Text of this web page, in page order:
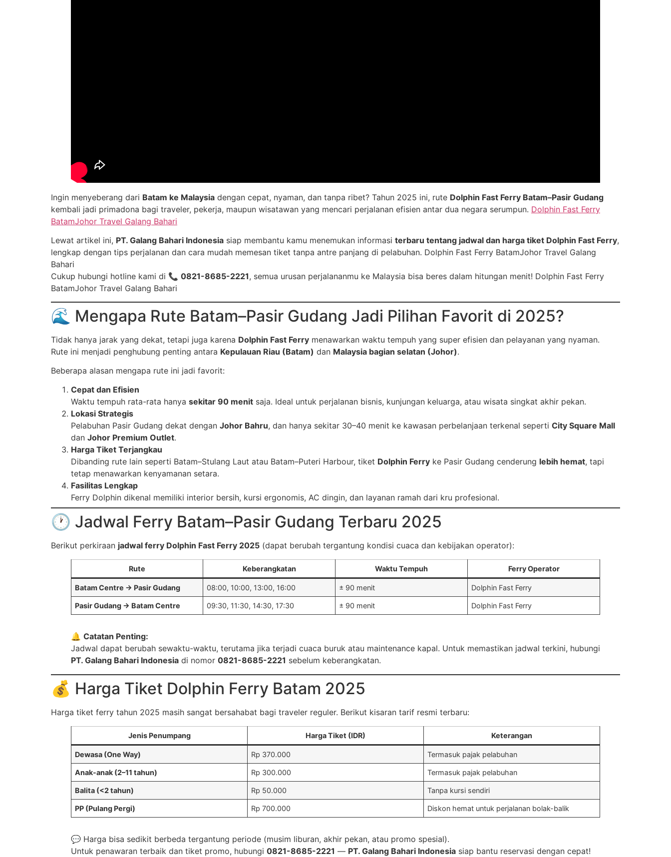
Ingin menyeberang dari Batam ke Malaysia dengan cepat, nyaman, dan tanpa ribet? Tahun 2025 ini, rute Dolphin Fast Ferry Batam–Pasir Gudang
kembali jadi primadona bagi traveler, pekerja, maupun wisatawan yang mencari perjalanan efisien antar dua negara serumpun. Dolphin Fast Ferry
BatamJohor Travel Galang Bahari
Lewat artikel ini, PT. Galang Bahari Indonesia siap membantu kamu menemukan informasi terbaru tentang jadwal dan harga tiket Dolphin Fast Ferry,
lengkap dengan tips perjalanan dan cara mudah memesan tiket tanpa antre panjang di pelabuhan. Dolphin Fast Ferry BatamJohor Travel Galang
Bahari
Cukup hubungi hotline kami di 📞 0821-8685-2221, semua urusan perjalananmu ke Malaysia bisa beres dalam hitungan menit! Dolphin Fast Ferry
BatamJohor Travel Galang Bahari
🌊 Mengapa Rute Batam–Pasir Gudang Jadi Pilihan Favorit di 2025?
Tidak hanya jarak yang dekat, tetapi juga karena Dolphin Fast Ferry menawarkan waktu tempuh yang super efisien dan pelayanan yang nyaman.
Rute ini menjadi penghubung penting antara Kepulauan Riau (Batam) dan Malaysia bagian selatan (Johor).
Beberapa alasan mengapa rute ini jadi favorit:
Cepat dan Efisien
Waktu tempuh rata-rata hanya sekitar 90 menit saja. Ideal untuk perjalanan bisnis, kunjungan keluarga, atau wisata singkat akhir pekan.
Lokasi Strategis
Pelabuhan Pasir Gudang dekat dengan Johor Bahru, dan hanya sekitar 30–40 menit ke kawasan perbelanjaan terkenal seperti City Square Mall
dan Johor Premium Outlet.
Harga Tiket Terjangkau
Dibanding rute lain seperti Batam–Stulang Laut atau Batam–Puteri Harbour, tiket Dolphin Ferry ke Pasir Gudang cenderung lebih hemat, tapi
tetap menawarkan kenyamanan setara.
Fasilitas Lengkap
Ferry Dolphin dikenal memiliki interior bersih, kursi ergonomis, AC dingin, dan layanan ramah dari kru profesional.
🕐 Jadwal Ferry Batam–Pasir Gudang Terbaru 2025
Berikut perkiraan jadwal ferry Dolphin Fast Ferry 2025 (dapat berubah tergantung kondisi cuaca dan kebijakan operator):
Rute Keberangkatan Waktu Tempuh Ferry Operator
Batam Centre → Pasir Gudang 08:00, 10:00, 13:00, 16:00 ± 90 menit Dolphin Fast Ferry
Pasir Gudang → Batam Centre 09:30, 11:30, 14:30, 17:30 ± 90 menit Dolphin Fast Ferry
🔔 Catatan Penting:
Jadwal dapat berubah sewaktu-waktu, terutama jika terjadi cuaca buruk atau maintenance kapal. Untuk memastikan jadwal terkini, hubungi
PT. Galang Bahari Indonesia di nomor 0821-8685-2221 sebelum keberangkatan.
💰 Harga Tiket Dolphin Ferry Batam 2025
Harga tiket ferry tahun 2025 masih sangat bersahabat bagi traveler reguler. Berikut kisaran tarif resmi terbaru:
Jenis Penumpang Harga Tiket (IDR) Keterangan
Dewasa (One Way) Rp 370.000 Termasuk pajak pelabuhan
Anak-anak (2–11 tahun) Rp 300.000 Termasuk pajak pelabuhan
Balita (<2 tahun) Rp 50.000 Tanpa kursi sendiri
PP (Pulang Pergi) Rp 700.000 Diskon hemat untuk perjalanan bolak-balik
💬 Harga bisa sedikit berbeda tergantung periode (musim liburan, akhir pekan, atau promo spesial).
Untuk penawaran terbaik dan tiket promo, hubungi 0821-8685-2221 — PT. Galang Bahari Indonesia siap bantu reservasi dengan cepat!